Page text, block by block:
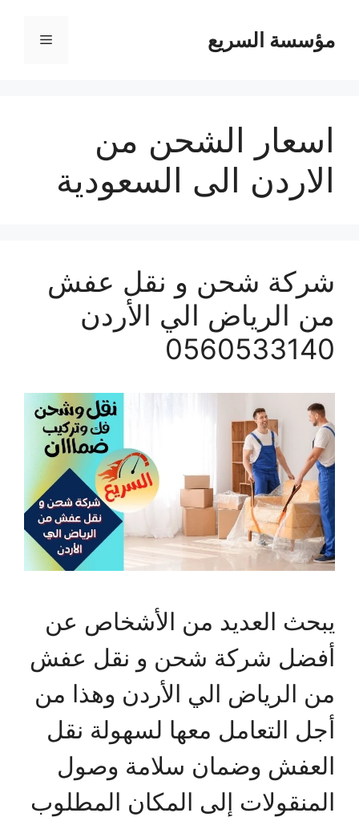
مؤسسة السريع القائمة
اسعار الشحن من
الاردن الى السعودية
شركة شحن و نقل عفش
من الرياض الي الأردن
0560533140
يبحث العديد من الأشخاص عن
أفضل شركة شحن و نقل عفش
من الرياض الي الأردن وهذا من
أجل التعامل معها لسهولة نقل
العفش وضمان سلامة وصول
المنقولات إلى المكان المطلوب